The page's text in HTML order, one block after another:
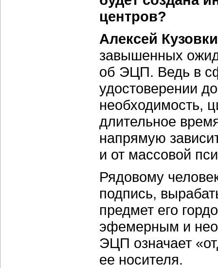
центров?
Алексей
завышенных
об ЭЦП. Ведь в
удостоверении
необходимость,
длительное
напрямую
и от массовой
Рядовому
подпись,
предмет его
эфемерным и
ЭЦП означает
ее носителя.